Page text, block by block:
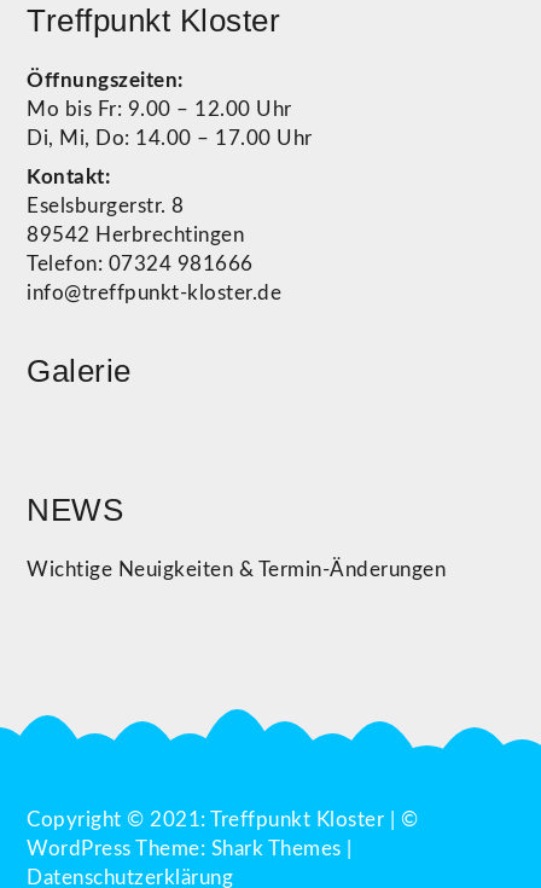
Treffpunkt Kloster
Öffnungszeiten:
Mo bis Fr: 9.00 – 12.00 Uhr
Di, Mi, Do: 14.00 – 17.00 Uhr
Kontakt:
Eselsburgerstr. 8
89542 Herbrechtingen
Telefon: 07324 981666
info@treffpunkt-kloster.de
Galerie
NEWS
Wichtige Neuigkeiten & Termin-Änderungen
Copyright © 2021: Treffpunkt Kloster | ©
WordPress Theme: Shark Themes
Datenschutzerklärung